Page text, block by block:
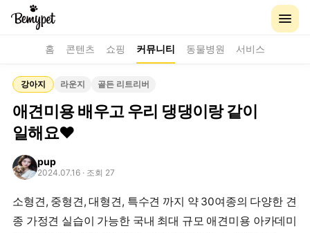
홈 콘텐츠 쇼핑 커뮤니티 동물병원 서비스
강아지 라운지 골든 리트리버
애견미용 배우고 우리 댕댕이랑 같이
일해요♥
pup
2024.07.16 · 조회 27
소형견, 중형견, 대형견, 특수견 까지 약 30여종의 다양한 견
종 가정견 실습이 가능한 국내 최대 규모 애견미용 아카데미